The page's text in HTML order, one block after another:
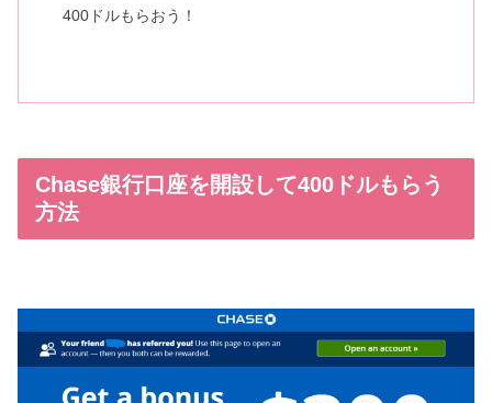
400ドルもらおう！
Chase銀行口座を開設して400ドルもらう
方法